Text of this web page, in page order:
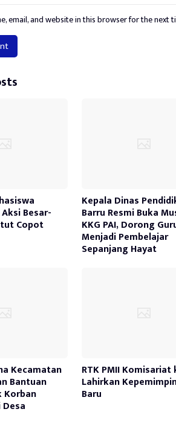
email, and website in this browser for the next
Besar-
Copot
Kepala Dinas
Barru Resmi Buka
KKG PAI, Dorong
Menjadi Pembelajar
Sepanjang Hayat
Kecamatan
Bantuan
Korban
RTK PMII Komisariat
Lahirkan
Baru